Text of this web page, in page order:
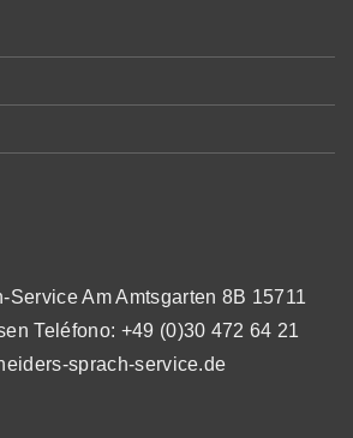
Service Am Amtsgarten 8B 15711
Teléfono: +49 (0)30 472 64 21
sprach-service.de